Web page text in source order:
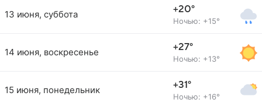
13 июня, суббота +20°
Ночью: +15°
14 июня, воскресенье +27°
Ночью: +13°
15 июня, понедельник +31°
Ночью: +16°